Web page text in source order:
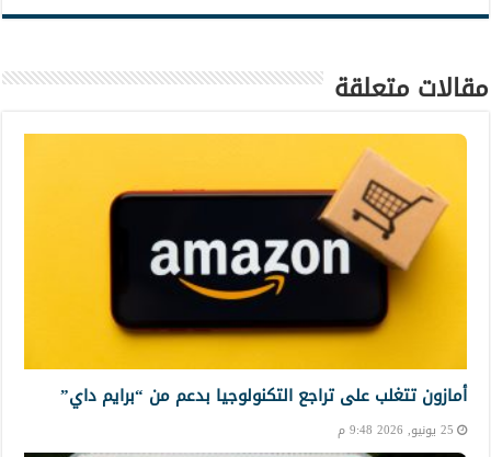
مقالات متعلقة
أمازون تتغلب على تراجع التكنولوجيا بدعم من “برايم داي”
25 يونيو, 2026 9:48 م